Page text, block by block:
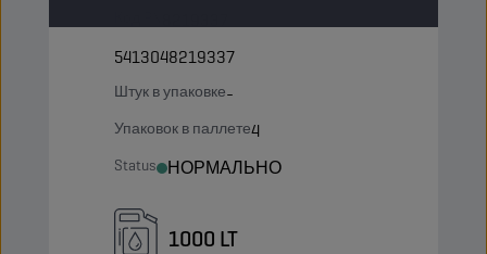
5413048219337
Штук в упаковке-
Упаковок в паллете4
Status НОРМАЛЬНО
1000 LT